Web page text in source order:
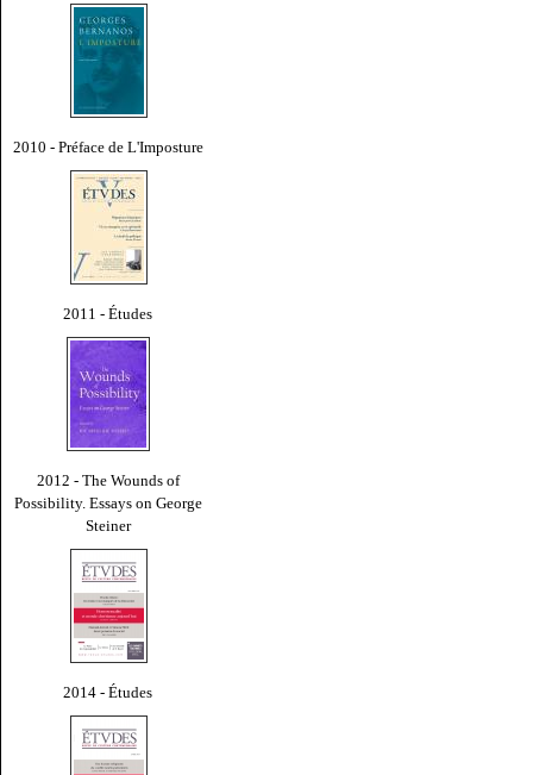
2010 - Préface de L'Imposture
2011 - Études
2012 - The Wounds of
Possibility. Essays on George
Steiner
2014 - Études